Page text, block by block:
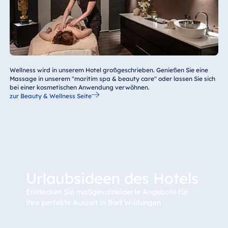
Jahren
Internet
Hunde
Hundedecke und
Fressnapf
Leihbademantel für
die Dauer des
Für Gäste in der
Comfort Kategorie
Wellness wird in unserem Hotel großgeschrieben. Genießen Sie eine
Massage in unserem "maritim spa & beauty care" oder lassen Sie sich
bei einer kosmetischen Anwendung verwöhnen.
zur Beauty & Wellness Seite
Urlaubsideen des Hotels
Entdecken Sie maßgeschneiderte Angebote für
Ihre perfekte Auszeit in Bad Wildungen